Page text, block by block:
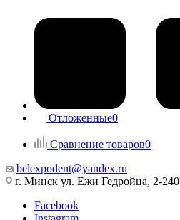
Отложенные0
Сравнение товаров0
belexpodent@yandex.ru
г. Минск ул. Ежи Гедройца, 2-240
Facebook